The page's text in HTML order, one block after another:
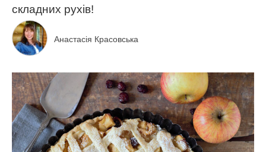
складних рухів!
Анастасія Красовська